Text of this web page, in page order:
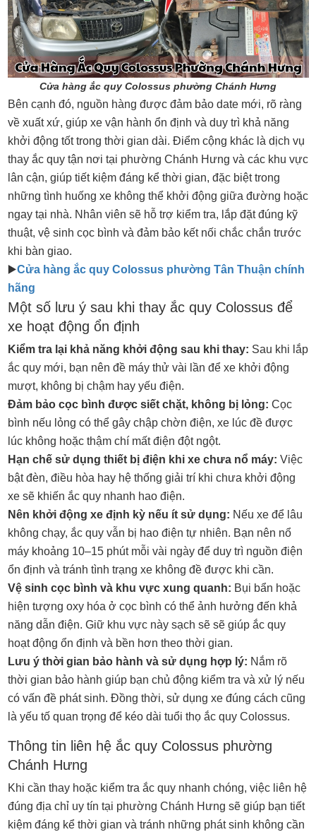
Cửa hàng ắc quy Colossus phường Chánh Hưng
Bên cạnh đó, nguồn hàng được đảm bảo date mới, rõ ràng
về xuất xứ, giúp xe vận hành ổn định và duy trì khả năng
khởi động tốt trong thời gian dài. Điểm cộng khác là dịch vụ
thay ắc quy tận nơi tại phường Chánh Hưng và các khu vực
lân cận, giúp tiết kiệm đáng kể thời gian, đặc biệt trong
những tình huống xe không thể khởi động giữa đường hoặc
ngay tại nhà. Nhân viên sẽ hỗ trợ kiểm tra, lắp đặt đúng kỹ
thuật, vệ sinh cọc bình và đảm bảo kết nối chắc chắn trước
khi bàn giao.
▶️Cửa hàng ắc quy Colossus phường Tân Thuận chính
hãng
Một số lưu ý sau khi thay ắc quy Colossus để
xe hoạt động ổn định
Kiểm tra lại khả năng khởi động sau khi thay: Sau khi lắp
ắc quy mới, bạn nên đề máy thử vài lần để xe khởi động
mượt, không bị chậm hay yếu điện.
Đảm bảo cọc bình được siết chặt, không bị lỏng: Cọc
bình nếu lỏng có thể gây chập chờn điện, xe lúc đề được
lúc không hoặc thậm chí mất điện đột ngột.
Hạn chế sử dụng thiết bị điện khi xe chưa nổ máy: Việc
bật đèn, điều hòa hay hệ thống giải trí khi chưa khởi động
xe sẽ khiến ắc quy nhanh hao điện.
Nên khởi động xe định kỳ nếu ít sử dụng: Nếu xe để lâu
không chạy, ắc quy vẫn bị hao điện tự nhiên. Bạn nên nổ
máy khoảng 10–15 phút mỗi vài ngày để duy trì nguồn điện
ổn định và tránh tình trạng xe không đề được khi cần.
Vệ sinh cọc bình và khu vực xung quanh: Bụi bẩn hoặc
hiện tượng oxy hóa ở cọc bình có thể ảnh hưởng đến khả
năng dẫn điện. Giữ khu vực này sạch sẽ sẽ giúp ắc quy
hoạt động ổn định và bền hơn theo thời gian.
Lưu ý thời gian bảo hành và sử dụng hợp lý: Nắm rõ
thời gian bảo hành giúp bạn chủ động kiểm tra và xử lý nếu
có vấn đề phát sinh. Đồng thời, sử dụng xe đúng cách cũng
là yếu tố quan trọng để kéo dài tuổi thọ ắc quy Colossus.
Thông tin liên hệ ắc quy Colossus phường
Chánh Hưng
Khi cần thay hoặc kiểm tra ắc quy nhanh chóng, việc liên hệ
đúng địa chỉ uy tín tại phường Chánh Hưng sẽ giúp bạn tiết
kiệm đáng kể thời gian và tránh những phát sinh không cần